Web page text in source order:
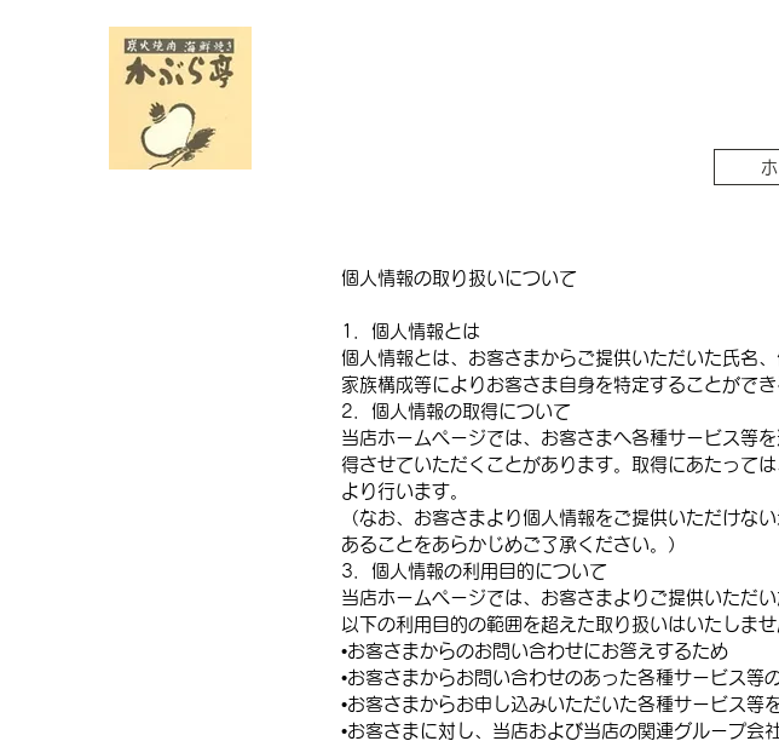
個人情報の取り扱いについて
1．個人情報とは
個人情報とは、お客さまからご提供いただいた氏名
家族構成等によりお客さま自身を特定することができ
2．個人情報の取得について
当店ホームページでは、お客さまへ各種サービス等
得させていただくことがあります。取得にあたって
より行います。
（なお、お客さまより個人情報をご提供いただけな
あることをあらかじめご了承ください。）
3．個人情報の利用目的について
当店ホームページでは、お客さまよりご提供いただ
以下の利用目的の範囲を超えた取り扱いはいたしませ
•お客さまからのお問い合わせにお答えするため
•お客さまからお問い合わせのあった各種サービス等
•お客さまからお申し込みいただいた各種サービス等
•お客さまに対し、当店および当店の関連グループ